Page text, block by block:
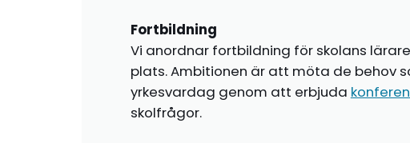
Fortbildning
Vi anordnar fortbildning för skolans
plats. Ambitionen är att möta de behov
yrkesvardag genom att erbjuda
skolfrågor.